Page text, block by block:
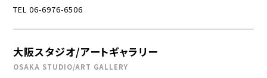
TEL 06-6976-6506
大阪スタジオ/アートギャラリー
OSAKA STUDIO/ART GALLERY